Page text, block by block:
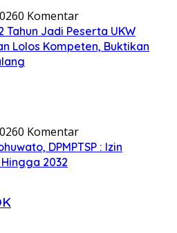
0 Komentar
Jadi Peserta UKW
Lolos Kompeten, Buktikan
0 Komentar
DPMPTSP : Izin
2032